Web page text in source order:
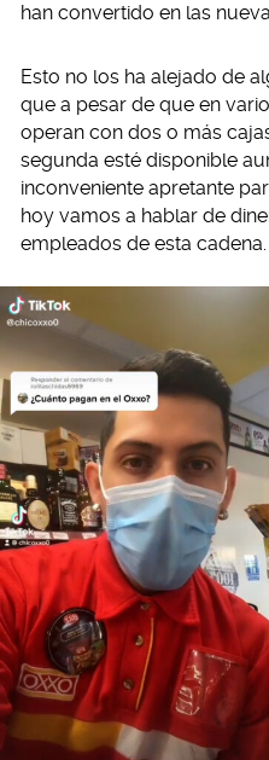
han convertido en las
Esto no los ha alejado de
que a pesar de que en
operan con dos o más
segunda esté disponible
inconveniente apretante
hoy vamos a hablar de
empleados de esta cadena.